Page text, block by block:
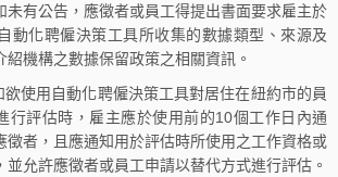
未有公告，應徵者或員工得提出書面要求雇主於
動化聘僱決策工具所收集的數據類型、來源及
紹機構之數據保留政策之相關資訊。
欲使用自動化聘僱決策工具對居住在紐約市的員
行評估時，雇主應於使用前的10個工作日內通
徵者，且應通知用於評估時所使用之工作資格或
並允許應徵者或員工申請以替代方式進行評估。